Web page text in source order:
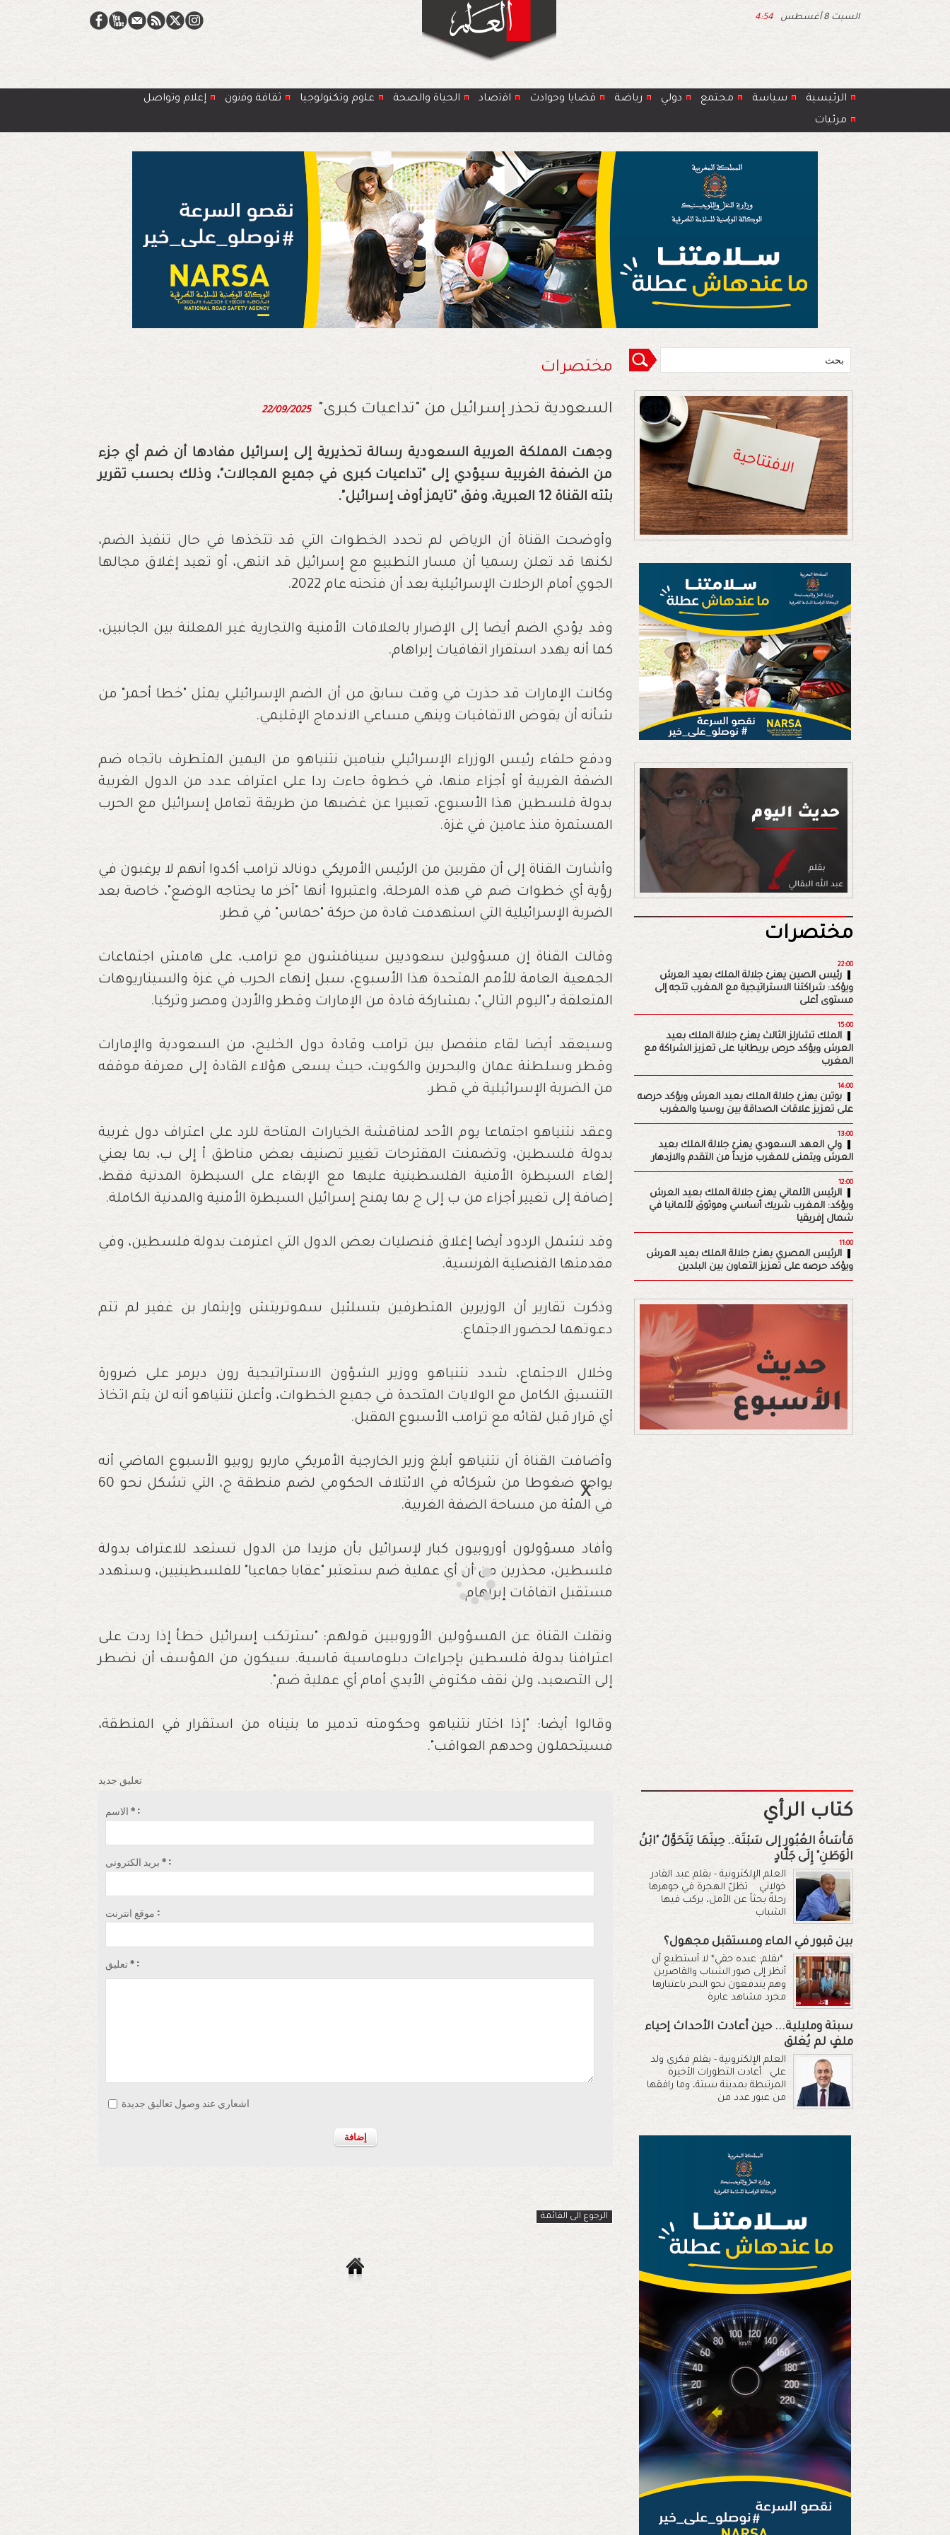
السبت 8 أغسطس 4:54
الرئيسية سياسة مجتمع دولي رياضة قضايا وحوادث اﻗﺗﺻﺎد الحياة والصحة ﻋﻠوم وتكنولوجيا ﺛﻘﺎﻓﺔ وﻓﻧون
إعلام وتواصل
مرئيات
مختصرات
السعودية تحذر إسرائيل من "تداعيات كبرى" 22/09/2025
وجهت المملكة العربية السعودية رسالة تحذيرية إلى إسرائيل مفادها أن ضم أي جزء
من الضفة الغربية سيؤدي إلى "تداعيات كبرى في جميع المجالات"، وذلك بحسب تقرير
بثته القناة 12 العبرية، وفق "تايمز أوف إسرائيل".
وأوضحت القناة أن الرياض لم تحدد الخطوات التي قد تتخذها في حال تنفيذ الضم،
لكنها قد تعلن رسميا أن مسار التطبيع مع إسرائيل قد انتهى، أو تعيد إغلاق مجالها
الجوي أمام الرحلات الإسرائيلية بعد أن فتحته عام 2022.
وقد يؤدي الضم أيضا إلى الإضرار بالعلاقات الأمنية والتجارية غير المعلنة بين الجانبين،
كما أنه يهدد استقرار اتفاقيات إبراهام.
وكانت الإمارات قد حذرت في وقت سابق من أن الضم الإسرائيلي يمثل "خطا أحمر" من
شأنه أن يقوض الاتفاقيات وينهي مساعي الاندماج الإقليمي.
ودفع حلفاء رئيس الوزراء الإسرائيلي بنيامين نتنياهو من اليمين المتطرف باتجاه ضم
الضفة الغربية أو أجزاء منها، في خطوة جاءت ردا على اعتراف عدد من الدول الغربية
بدولة فلسطين هذا الأسبوع، تعبيرا عن غضبها من طريقة تعامل إسرائيل مع الحرب
المستمرة منذ عامين في غزة.
وأشارت القناة إلى أن مقربين من الرئيس الأمريكي دونالد ترامب أكدوا أنهم لا يرغبون في
رؤية أي خطوات ضم في هذه المرحلة، واعتبروا أنها "آخر ما يحتاجه الوضع"، خاصة بعد
الضربة الإسرائيلية التي استهدفت قادة من حركة "حماس" في قطر.
وقالت القناة إن مسؤولين سعوديين سيناقشون مع ترامب، على هامش اجتماعات
الجمعية العامة للأمم المتحدة هذا الأسبوع، سبل إنهاء الحرب في غزة والسيناريوهات
المتعلقة بـ"اليوم التالي"، بمشاركة قادة من الإمارات وقطر والأردن ومصر وتركيا.
وسيعقد أيضا لقاء منفصل بين ترامب وقادة دول الخليج، من السعودية والإمارات
وقطر وسلطنة عمان والبحرين والكويت، حيث يسعى هؤلاء القادة إلى معرفة موقفه
من الضربة الإسرائيلية في قطر.
وعقد نتنياهو اجتماعا يوم الأحد لمناقشة الخيارات المتاحة للرد على اعتراف دول غربية
بدولة فلسطين، وتضمنت المقترحات تغيير تصنيف بعض مناطق أ إلى ب، بما يعني
إلغاء السيطرة الأمنية الفلسطينية عليها مع الإبقاء على السيطرة المدنية فقط،
إضافة إلى تغيير أجزاء من ب إلى ج بما يمنح إسرائيل السيطرة الأمنية والمدنية الكاملة.
وقد تشمل الردود أيضا إغلاق قنصليات بعض الدول التي اعترفت بدولة فلسطين، وفي
مقدمتها القنصلية الفرنسية.
وذكرت تقارير أن الوزيرين المتطرفين بتسلئيل سموتريتش وإيتمار بن غفير لم تتم
دعوتهما لحضور الاجتماع.
وخلال الاجتماع، شدد نتنياهو ووزير الشؤون الاستراتيجية رون ديرمر على ضرورة
التنسيق الكامل مع الولايات المتحدة في جميع الخطوات، وأعلن نتنياهو أنه لن يتم اتخاذ
أي قرار قبل لقائه مع ترامب الأسبوع المقبل.
وأضافت القناة أن نتنياهو أبلغ وزير الخارجية الأمريكي ماريو روبيو الأسبوع الماضي أنه
يواجه ضغوطا من شركائه في الائتلاف الحكومي لضم منطقة ج، التي تشكل نحو 60
في المئة من مساحة الضفة الغربية.
وأفاد مسؤولون أوروبيون كبار لإسرائيل بأن مزيدا من الدول تستعد للاعتراف بدولة
فلسطين، محذرين من أن أي عملية ضم ستعتبر "عقابا جماعيا" للفلسطينيين، وستهدد
مستقبل اتفاقات إبراهام.
ونقلت القناة عن المسؤولين الأوروبيين قولهم: "سترتكب إسرائيل خطأ إذا ردت على
اعترافنا بدولة فلسطين بإجراءات دبلوماسية قاسية. سيكون من المؤسف أن نضطر
إلى التصعيد، ولن نقف مكتوفي الأيدي أمام أي عملية ضم".
وقالوا أيضا: "إذا اختار نتنياهو وحكومته تدمير ما بنيناه من استقرار في المنطقة،
فسيتحملون وحدهم العواقب".
تعليق جديد
الاسم * :
بريد الكتروني * :
موقع انترنت :
تعليق * :
اشعاري عند وصول تعاليق جديدة
الرجوع الى القائمة
مختصرات
22:00
رئيس الصين يهنئ جلالة الملك بعيد العرش
ويؤكد: شراكتنا الاستراتيجية مع المغرب تتجه إلى
مستوى أعلى
15:00
الملك تشارلز الثالث يهنئ جلالة الملك بعيد
العرش ويؤكد حرص بريطانيا على تعزيز الشراكة مع
المغرب
14:00
بوتين يهنئ جلالة الملك بعيد العرش ويؤكد حرصه
على تعزيز علاقات الصداقة بين روسيا والمغرب
13:00
ولي العهد السعودي يهنئ جلالة الملك بعيد
العرش ويتمنى للمغرب مزيداً من التقدم والازدهار
12:00
الرئيس الألماني يهنئ جلالة الملك بعيد العرش
ويؤكد: المغرب شريك أساسي وموثوق لألمانيا في
شمال إفريقيا
11:00
الرئيس المصري يهنئ جلالة الملك بعيد العرش
ويؤكد حرصه على تعزيز التعاون بين البلدين
كتاب الرأي
مَأْسَاةُ العُبُورِ إلى سَبْتَة.. حِينَمَا يَتَحَوَّلُ "ابْنُ
الْوَطَنِ" إِلَى جَلَّادٍ
العلم الإلكترونية - بقلم عبد القادر
خولاني تظلّ الهجرة في جوهرها
رحلةً بحثاً عن الأمل، يركب فيها
الشباب
بين قبور في الماء ومستقبل مجهول؟
*بقلم: عبده حقي* لا أستطيع أن
أنظر إلى صور الشباب والقاصرين
وهم يندفعون نحو البحر باعتبارها
مجرد مشاهد عابرة
سبتة ومليلية... حين أعادت الأحداث إحياء
ملفٍ لم يُغلق
العلم الإلكترونية - بقلم فكري ولد
علي أعادت التطورات الأخيرة
المرتبطة بمدينة سبتة، وما رافقها
من عبور عدد من